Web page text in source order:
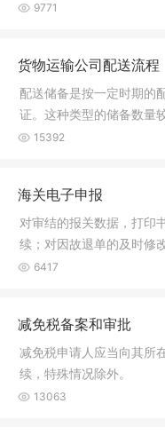
9771
货物运输公司配送流程
配送储备是按一定时期的
证。这种类型的储备数量
15392
海关电子申报
对审结的报关数据，打印
续；对因故退单的及时修
6417
减免税备案和审批
减免税申请人应当向其所
续，特殊情况除外。
13063